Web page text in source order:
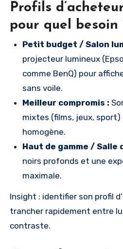
Profils
pour quel besoin
Petit budget / Salon
projecteur lumineux
comme BenQ) pour
sans voile.
Meilleur compromis :
mixtes (films, jeux, sport)
homogène.
Haut de gamme / Salle
noirs profonds et une
maximale.
Insight : identifier son profil
trancher rapidement entre
contraste.